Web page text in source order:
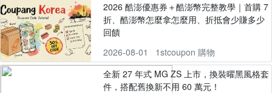
2026 酷澎優惠券＋酷澎幣完整教學｜首購 7
折、酷澎幣怎麼拿怎麼用、折抵會少賺多少
回饋
2026-08-01
1stcoupon 購物
全新 27 年式 MG ZS 上市，換裝曜黑風格套
件，搭配舊換新不用 60 萬元！